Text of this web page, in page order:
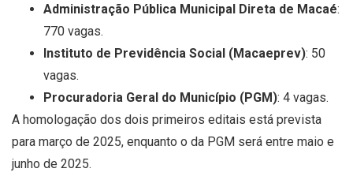
Administração Pública Municipal Direta de Macaé:
770 vagas.
Instituto de Previdência Social (Macaeprev): 50
vagas.
Procuradoria Geral do Município (PGM): 4 vagas.
A homologação dos dois primeiros editais está prevista
para março de 2025, enquanto o da PGM será entre maio e
junho de 2025.